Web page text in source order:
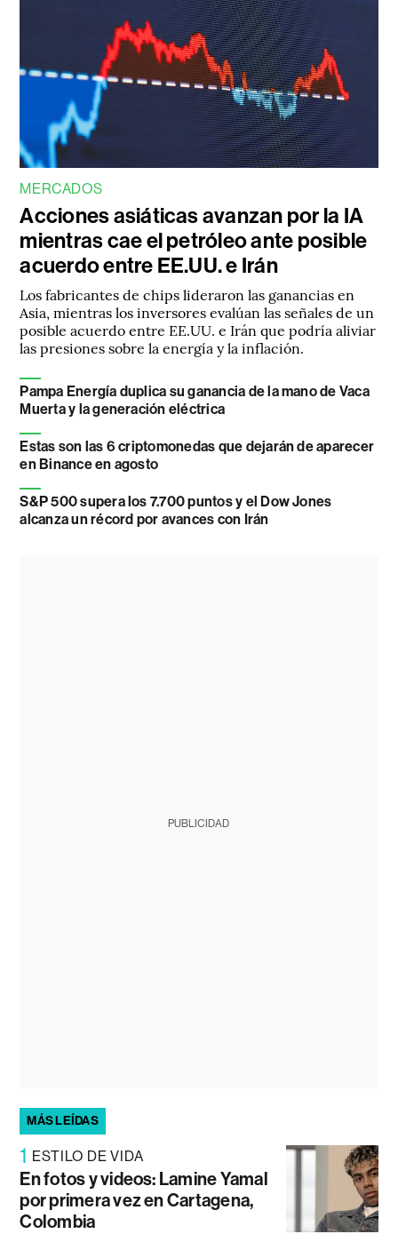
MERCADOS
Acciones asiáticas avanzan por la IA
mientras cae el petróleo ante posible
acuerdo entre EE.UU. e Irán
Los fabricantes de chips lideraron las ganancias en
Asia, mientras los inversores evalúan las señales de un
posible acuerdo entre EE.UU. e Irán que podría aliviar
las presiones sobre la energía y la inflación.
Pampa Energía duplica su ganancia de la mano de Vaca
Muerta y la generación eléctrica
Estas son las 6 criptomonedas que dejarán de aparecer
en Binance en agosto
S&P 500 supera los 7.700 puntos y el Dow Jones
alcanza un récord por avances con Irán
PUBLICIDAD
MÁS LEÍDAS
1 ESTILO DE VIDA
En fotos y videos: Lamine Yamal
por primera vez en Cartagena,
Colombia